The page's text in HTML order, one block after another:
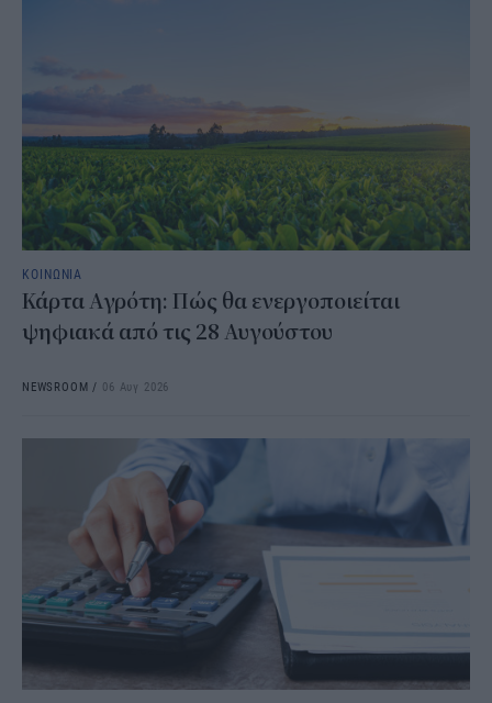
ΚΟΙΝΩΝΙΑ
Κάρτα Αγρότη: Πώς θα ενεργοποιείται
ψηφιακά από τις 28 Αυγούστου
NEWSROOM / 06 Αυγ 2026